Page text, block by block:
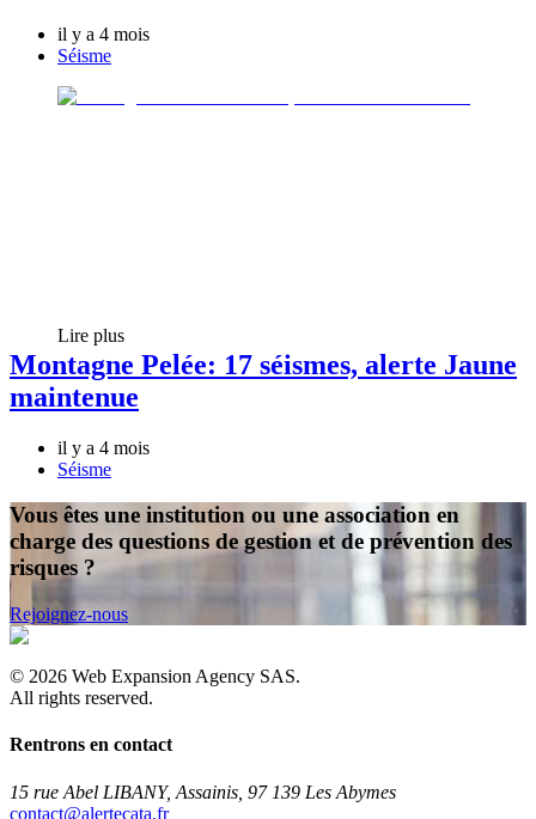
il y a 4 mois
Séisme
Lire plus
Montagne Pelée: 17 séismes, alerte Jaune
maintenue
il y a 4 mois
Séisme
Vous êtes une institution ou une association en
charge des questions de gestion et de prévention des
risques ?
Rejoignez-nous
© 2026 Web Expansion Agency SAS.
All rights reserved.
Rentrons en contact
15 rue Abel LIBANY, Assainis, 97 139 Les Abymes
rf.atacetrela@tcatnoc